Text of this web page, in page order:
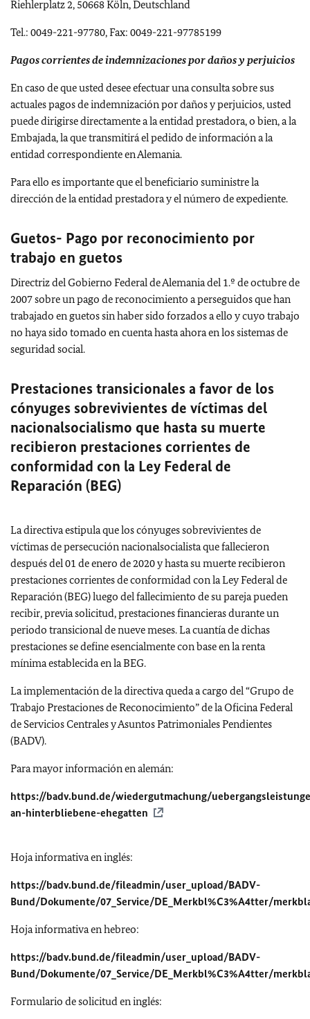
Riehlerplatz 2, 50668 Köln, Deutschland
Tel.: 0049-221-97780, Fax: 0049-221-97785199
Pagos corrientes de indemnizaciones por daños y perjuicios
En caso de que usted desee efectuar una consulta sobre sus
actuales pagos de indemnización por daños y perjuicios, usted
puede dirigirse directamente a la entidad prestadora, o bien, a la
Embajada, la que transmitirá el pedido de información a la
entidad correspondiente en Alemania.
Para ello es importante que el beneficiario suministre la
dirección de la entidad prestadora y el número de expediente.
Guetos- Pago por reconocimiento por
trabajo en guetos
Directriz del Gobierno Federal de Alemania del 1.º de octubre de
2007 sobre un pago de reconocimiento a perseguidos que han
trabajado en guetos sin haber sido forzados a ello y cuyo trabajo
no haya sido tomado en cuenta hasta ahora en los sistemas de
seguridad social.
Prestaciones transicionales a favor de los
cónyuges sobrevivientes de víctimas del
nacionalsocialismo que hasta su muerte
recibieron prestaciones corrientes de
conformidad con la Ley Federal de
Reparación (BEG)
La directiva estipula que los cónyuges sobrevivientes de
víctimas de persecución nacionalsocialista que fallecieron
después del 01 de enero de 2020 y hasta su muerte recibieron
prestaciones corrientes de conformidad con la Ley Federal de
Reparación (BEG) luego del fallecimiento de su pareja pueden
recibir, previa solicitud, prestaciones financieras durante un
periodo transicional de nueve meses. La cuantía de dichas
prestaciones se define esencialmente con base en la renta
mínima establecida en la BEG.
La implementación de la directiva queda a cargo del “Grupo de
Trabajo Prestaciones de Reconocimiento” de la Oficina Federal
de Servicios Centrales y Asuntos Patrimoniales Pendientes
(BADV).
Para mayor información en alemán:
https://badv.bund.de/wiedergutmachung/
an-hinterbliebene-ehegatten
Hoja informativa en inglés:
https://badv.bund.de/fileadmin/user_upload/BADV-
Bund/Dokumente/07_Service/DE_Merkbl%C3%A4tter/
Hoja informativa en hebreo:
https://badv.bund.de/fileadmin/user_upload/BADV-
Bund/Dokumente/07_Service/DE_Merkbl%C3%A4tter/
Formulario de solicitud en inglés: